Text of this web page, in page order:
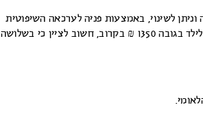
לשינוי, באמצעות פניה לערכאה השיפוטית
שדנה בעניין, כל אימת שחל בנסיבות שינוי מהותי. הפסיקה כיום עומדת על מזונות חודשיים לילד בגובה 1350 ₪ בקרוב, חשוב לציין כי בשלושה